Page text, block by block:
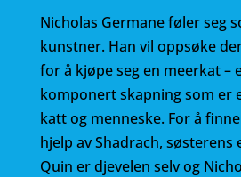
e
b
o
o
k
te
r
l
Nicholas Germane føler seg
kunstner. Han vil oppsøke
for å kjøpe seg en meerkat –
komponert skapning som er
katt og menneske. For å
hjelp av Shadrach,
Quin er djevelen selv og